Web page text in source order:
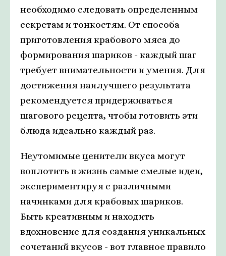
необходимо следовать определенным
секретам и тонкостям. От способа
приготовления крабового мяса до
формирования шариков - каждый шаг
требует внимательности и умения. Для
достижения наилучшего результата
рекомендуется придерживаться
шагового рецепта, чтобы готовить эти
блюда идеально каждый раз.
Неутомимые ценители вкуса могут
воплотить в жизнь самые смелые идеи,
экспериментируя с различными
начинками для крабовых шариков.
Быть креативным и находить
вдохновение для создания уникальных
сочетаний вкусов - вот главное правило